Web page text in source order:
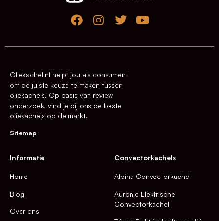
Oliekachel.nl helpt jou als consument
om de juiste keuze te maken tussen
oliekachels. Op basis van review
onderzoek, vind je bij ons de beste
oliekachels op de markt.
Sitemap
Informatie
Home
Blog
Over ons
Convectorkachels
Alpina Convectorkachel
Auronic Elektrische
Convectorkachel